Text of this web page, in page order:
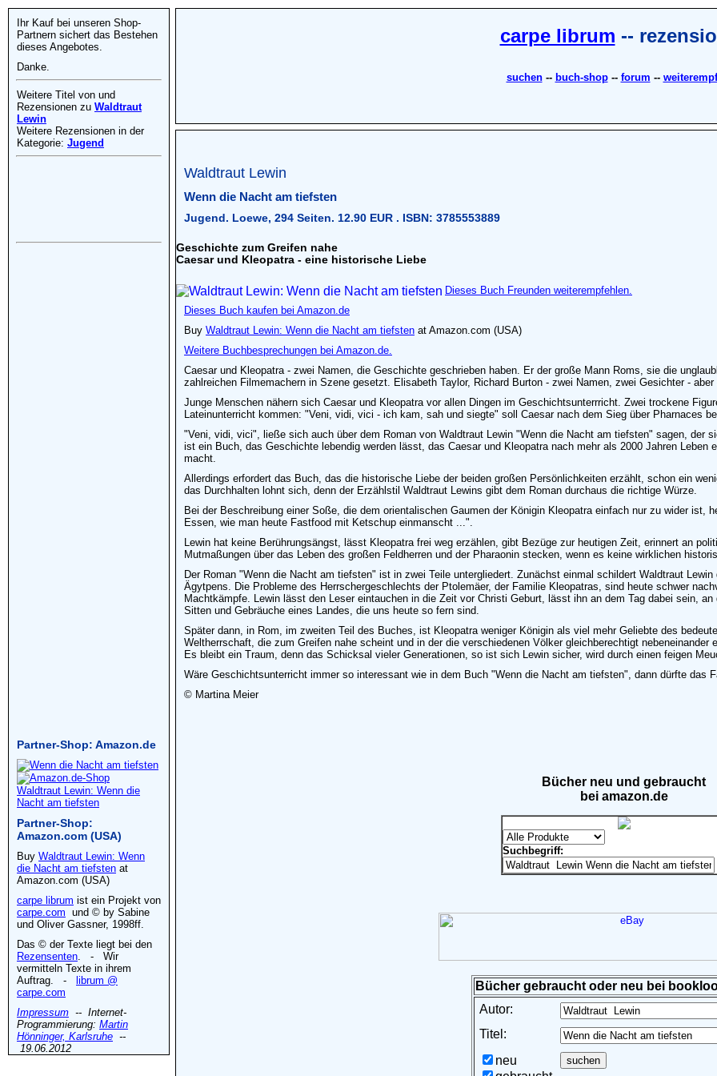
carpe librum --
suchen-- buch-shop-- forum --
Waldtraut Lewin
Wenn die Nacht am tiefsten
Jugend. Loewe, 294 Seiten. 12.90 EUR . ISBN: 3785553889
Geschichte zum Greifen nahe
Caesar und Kleopatra - eine historische Liebe
Dieses Buch Freunden weiterempfehlen.
Dieses Buch kaufen bei Amazon.de
Buy Waldtraut Lewin: Wenn die Nacht am tiefsten at Amazon.com (USA)
Weitere Buchbesprechungen bei Amazon.de.
Caesar und Kleopatra - zwei Namen, die Geschichte geschrieben haben. Er der große Mann Roms, sie die
zahlreichen Filmemachern in Szene gesetzt. Elisabeth Taylor, Richard Burton - zwei Namen, zwei Gesichter -
Junge Menschen nähern sich Caesar und Kleopatra vor allen Dingen im Geschichtsunterrricht. Zwei trockene
Lateinunterricht kommen: "Veni, vidi, vici - ich kam, sah und siegte" soll Caesar nach dem Sieg über Pharnaces
"Veni, vidi, vici", ließe sich auch über dem Roman von Waldtraut Lewin "Wenn die Nacht am tiefsten" sagen, der
ist ein Buch, das Geschichte lebendig werden lässt, das Caesar und Kleopatra nach mehr als 2000 Jahren
macht.
Allerdings erfordert das Buch, das die historische Liebe der beiden großen Persönlichkeiten erzählt, schon ein
das Durchhalten lohnt sich, denn der Erzählstil Waldtraut Lewins gibt dem Roman durchaus die richtige Würze.
Bei der Beschreibung einer Soße, die dem orientalischen Gaumen der Königin Kleopatra einfach nur zu wider
Essen, wie man heute Fastfood mit Ketschup einmanscht ...".
Lewin hat keine Berührungsängst, lässt Kleopatra frei weg erzählen, gibt Bezüge zur heutigen Zeit, erinnert an
Mutmaßungen über das Leben des großen Feldherren und der Pharaonin stecken, wenn es keine wirklichen
Der Roman "Wenn die Nacht am tiefsten" ist in zwei Teile untergliedert. Zunächst einmal schildert Waldtraut
Ägytpens. Die Probleme des Herrschergeschlechts der Ptolemäer, der Familie Kleopatras, sind heute schwer
Machtkämpfe. Lewin lässt den Leser eintauchen in die Zeit vor Christi Geburt, lässt ihn an dem Tag dabei sein,
Sitten und Gebräuche eines Landes, die uns heute so fern sind.
Später dann, in Rom, im zweiten Teil des Buches, ist Kleopatra weniger Königin als viel mehr Geliebte des
Weltherrschaft, die zum Greifen nahe scheint und in der die verschiedenen Völker gleichberechtigt nebeneinander
Es bleibt ein Traum, denn das Schicksal vieler Generationen, so ist sich Lewin sicher, wird durch einen feigen
Wäre Geschichtsunterricht immer so interessant wie in dem Buch "Wenn die Nacht am tiefsten", dann dürfte das
© Martina Meier
Bücher neu und gebraucht
bei amazon.de
Suchbegriff:
Bücher gebraucht oder neu bei
Autor:
Titel:
neu
Ihr Kauf bei unseren Shop-
Partnern sichert das Bestehen
dieses Angebotes.
Danke.
Weitere Titel von und
Rezensionen zu Waldtraut
Lewin
Weitere Rezensionen in der
Kategorie: Jugend
Partner-Shop: Amazon.de
Waldtraut Lewin: Wenn die
Nacht am tiefsten
Partner-Shop:
Amazon.com (USA)
Buy Waldtraut Lewin: Wenn
die Nacht am tiefsten at
Amazon.com (USA)
carpe librum ist ein Projekt von
carpe.com und © by Sabine
und Oliver Gassner, 1998ff.
Das © der Texte liegt bei den
Rezensenten. - Wir
vermitteln Texte in ihrem
Auftrag. -
librum @
carpe.com
Impressum -- Internet-
Programmierung: Martin
Hönninger, Karlsruhe --
19.06.2012